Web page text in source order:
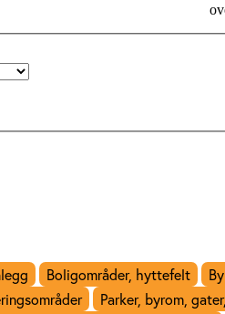
Boligområder, hyttefelt
Parker, byrom,